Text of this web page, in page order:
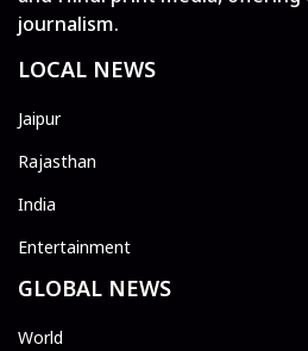
journalism.
LOCAL NEWS
Jaipur
Rajasthan
India
Entertainment
GLOBAL NEWS
World